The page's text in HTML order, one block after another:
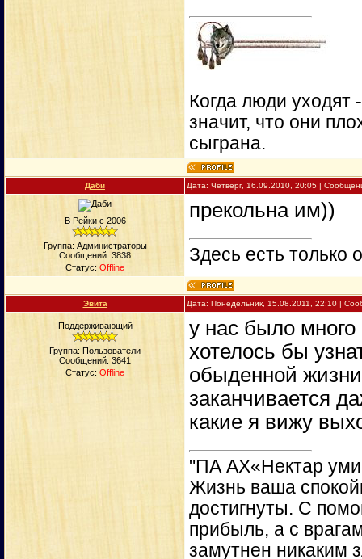
Когда люди
значит, что они
сыграна.
Даби Дата: Четверг, 16.09.2010, 20:05 |
В Рейки с 2006
Группа: Администраторы
Сообщений: 3838
Статус: Offline
прекольна им))
Здесь есть только
Эвита Дата: Понедельник, 15.08.2011, 22:10 |
Поддерживающий
Группа: Пользователи
Сообщений: 3641
Статус: Offline
у нас было много
хотелось бы
обыденной
заканчивается
какие я вижу
"ПА АХ«Нектар
Жизнь ваша
достигнуты. С
прибыль, а с
замутнен никаким